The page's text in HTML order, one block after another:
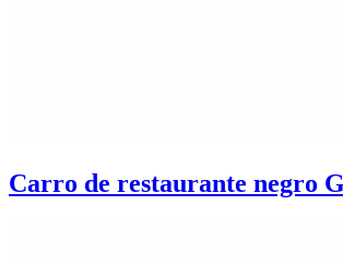
Carro de restaurante negro